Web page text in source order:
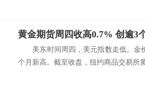
黄金期货周四收高0.7% 创逾3
美东时间周四，美元指数走低。金
个月新高。截至收盘，纽约商品交易所